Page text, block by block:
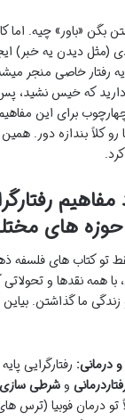
بگن «باور» چیه. اما
(مثل دیدن یه خبر)
رفتار خاصی منجر
دارید که خیس نشید،
برای این
رو کلاً بندازه دور.
حوزه های
تو کتاب های فلسفه
با همه نقدها و
ما گذاشتن. بیاین
درمانی: رفتارگرایی
وشرطی سازی
تو درمان فوبیا (ترس